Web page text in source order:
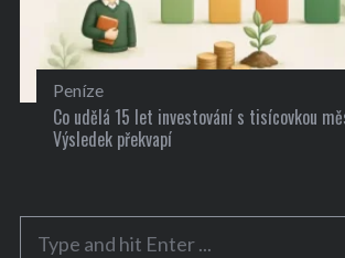
Peníze
Co udělá 15 let investování s tisícovkou
Výsledek překvapí